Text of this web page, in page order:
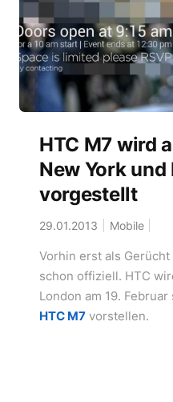
HTC M7 wird
New York und
vorgestellt
29.01.2013 Mobile
Vorhin erst als
schon offiziell. HTC
London am 19.
HTC M7vorstellen.